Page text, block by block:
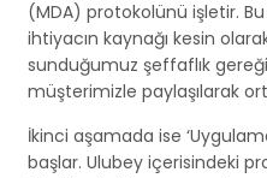
(MDA) protokolünü işletir.
ihtiyacın kaynağı kesin
sunduğumuz şeffaflık
müşterimizle paylaşılarak
İkinci aşamada ise
başlar. Ulubey içerisindeki